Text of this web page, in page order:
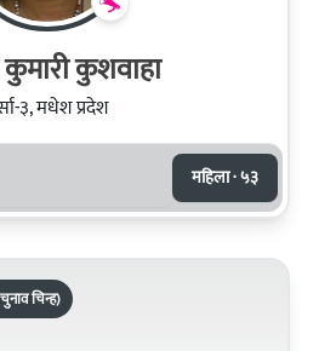
कुशवाहा
३, मधेश प्रदेश
महिला · ५३
चिन्ह)